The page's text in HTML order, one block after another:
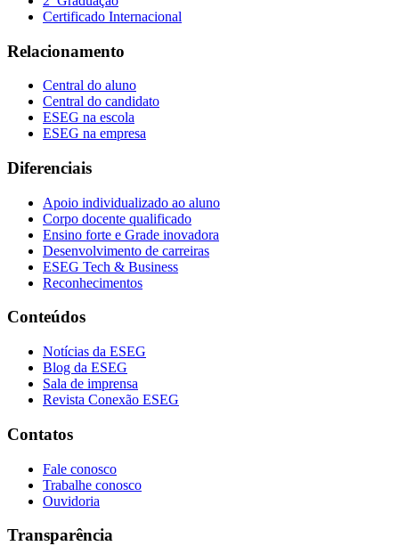
Certificado Internacional
Relacionamento
Central do aluno
Central do candidato
ESEG na escola
ESEG na empresa
Diferenciais
Apoio individualizado ao aluno
Corpo docente qualificado
Ensino forte e Grade inovadora
Desenvolvimento de carreiras
ESEG Tech & Business
Reconhecimentos
Conteúdos
Notícias da ESEG
Blog da ESEG
Sala de imprensa
Revista Conexão ESEG
Contatos
Fale conosco
Trabalhe conosco
Ouvidoria
Transparência